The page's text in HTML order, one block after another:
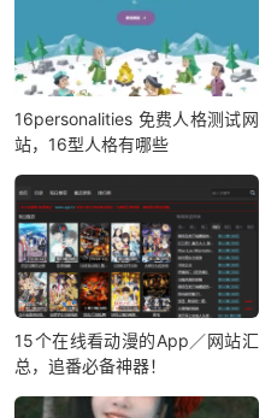
16personalities 免费人格测试网
站，16型人格有哪些
15个在线看动漫的App／网站汇
总，追番必备神器！